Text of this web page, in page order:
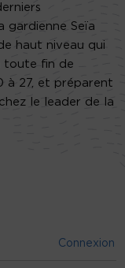
gardienne Seïa
haut niveau qui
toute fin de
à 27, et préparent
le leader de la
Connexion